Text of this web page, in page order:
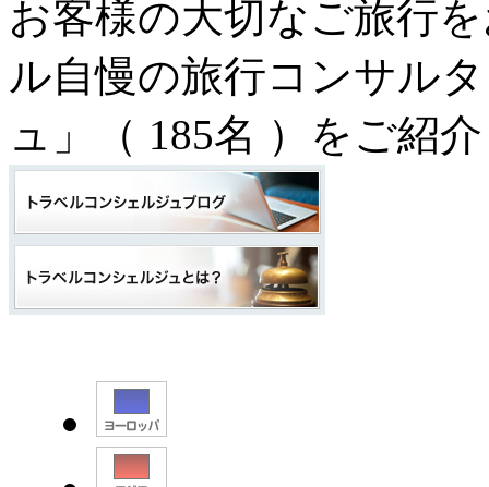
お客様の大切なご旅行
ル自慢の旅行コンサル
ュ」（ 185名 ）をご紹